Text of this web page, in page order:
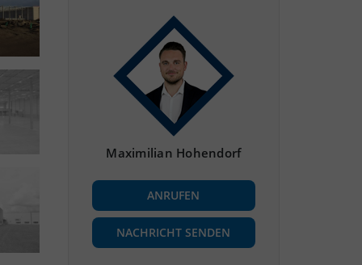
Maximilian Hohendorf
ANRUFEN
NACHRICHT SENDEN